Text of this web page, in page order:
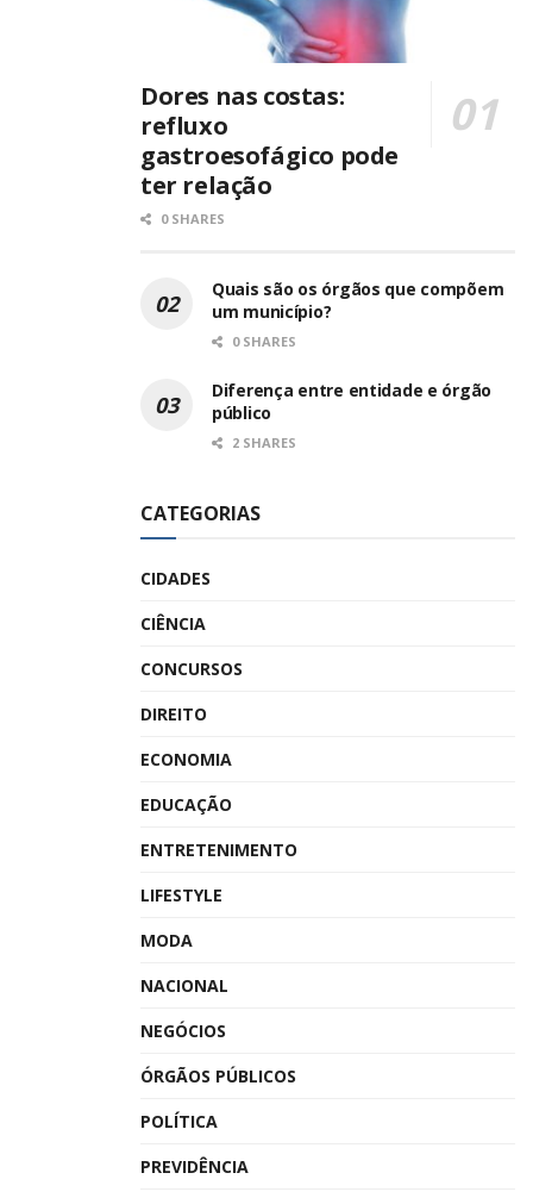
Dores nas costas:
refluxo
gastroesofágico pode
ter relação
0 SHARES
Quais são os órgãos que compõem
um município?
0 SHARES
Diferença entre entidade e órgão
público
2 SHARES
CATEGORIAS
CIDADES
CIÊNCIA
CONCURSOS
DIREITO
ECONOMIA
EDUCAÇÃO
ENTRETENIMENTO
LIFESTYLE
MODA
NACIONAL
NEGÓCIOS
ÓRGÃOS PÚBLICOS
POLÍTICA
PREVIDÊNCIA